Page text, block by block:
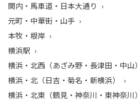
関内・馬車道・日本大通り
元町・中華街・山手
本牧・根岸
横浜駅
横浜・北西（あざみ野・長津田・中山）
横浜・北（日吉・菊名・新横浜）
横浜・北東（鶴見・神奈川・東神奈川）